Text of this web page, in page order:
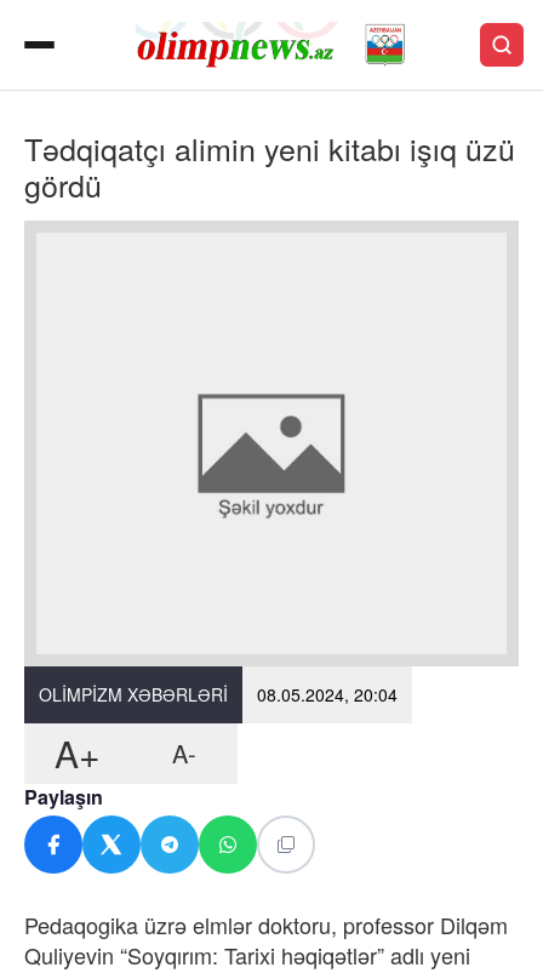
Tədqiqatçı alimin yeni kitabı işıq üzü
gördü
OLIMPIZM XƏBƏRLƏRI 08.05.2024, 20:04
A+ A-
Paylaşın
Pedaqogika üzrə elmlər doktoru, professor Dilqəm
Quliyevin “Soyqırım: Tarixi həqiqətlər” adlı yeni